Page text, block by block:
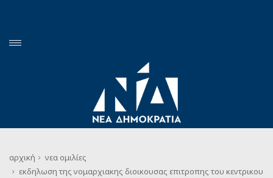
αρχική νεα ομιλίες
εκδηλωση της νομαρχιακης διοικουσας επιτροπης του κεντρικου